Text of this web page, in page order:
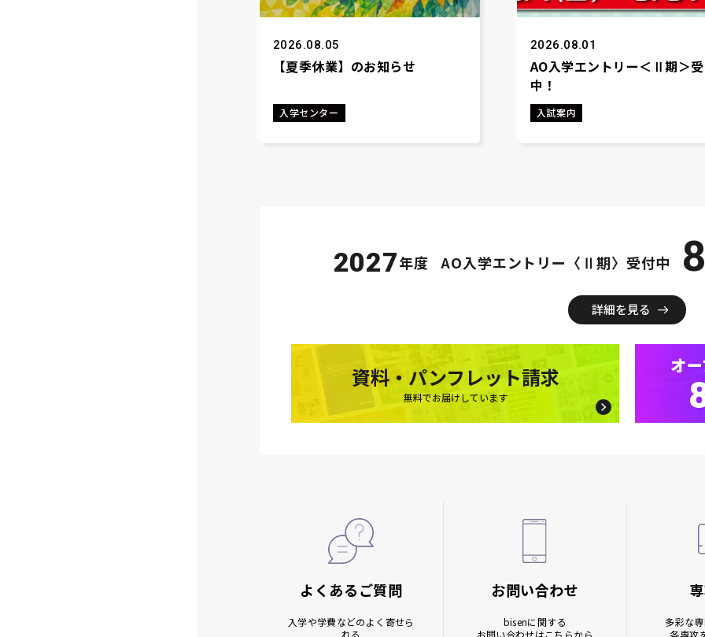
2026.08.05
【夏季休業】のお知らせ
入学センター
2026.08.01
AO入学エントリー＜Ⅱ期＞
中！
入試案内
2027年度 AO入学エントリー〈Ⅱ期〉受付中 8
詳細を見る
資料・パンフレット請求
無料でお届けしています
オ
よくあるご質問
入学や学費などのよく寄せら
お問い合わせ
bisenに関する
多彩な